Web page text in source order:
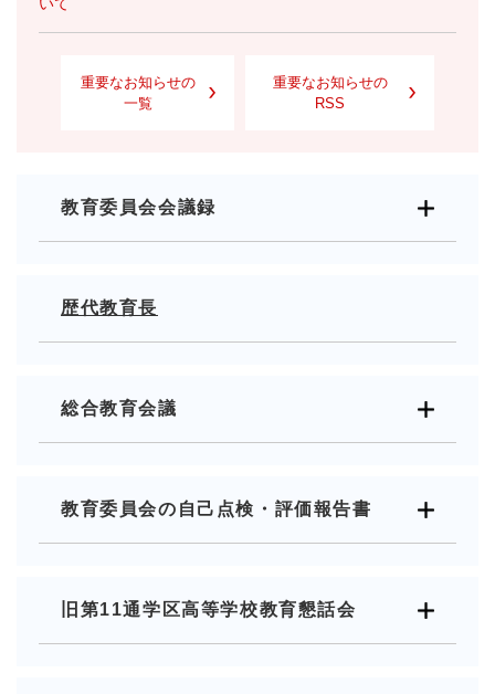
重要なお知らせの
一覧
重要なお知らせの
RSS
教育委員会会議録
歴代教育長
総合教育会議
教育委員会の自己点検・評価報告書
旧第11通学区高等学校教育懇話会